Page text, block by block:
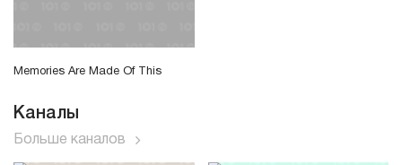
Memories Are Made Of This
Каналы
Больше каналов